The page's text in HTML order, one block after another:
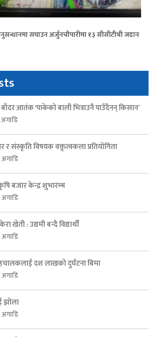
सघाउन अर्जुनचौपारीमा १३ सीसीटीभी जडान
आतंक ‘पाकेको बाली भित्राउनै पाउँदैनन् किसान’
र संस्कृति विषयक वक्तृत्वकला प्रतियोगिता
बजार केन्द्र शुभारम्भ
खेती : उद्यमी बन्दै विद्यार्थी
दश लाखको दुर्घटना बिमा
झोला